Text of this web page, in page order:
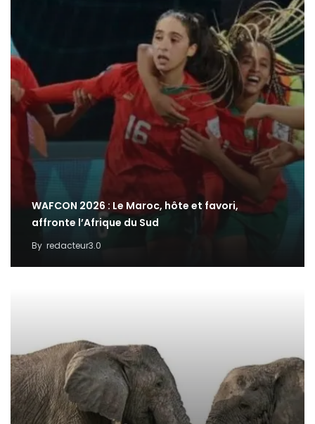
WAFCON 2026 : Le Maroc, hôte et favori,
affronte l’Afrique du Sud
By redacteur3.0